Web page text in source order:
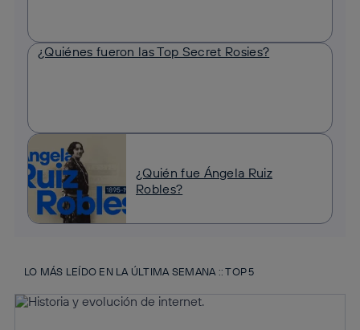
¿Quiénes fueron las Top Secret Rosies?
¿Quién fue Ángela Ruiz
Robles?
LO MÁS LEÍDO EN LA ÚLTIMA SEMANA :: TOP 5